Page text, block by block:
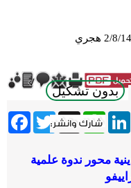
بدون تشكيل
Twitter X
WhatsApp
LinkedIn
محور ندوة علمية